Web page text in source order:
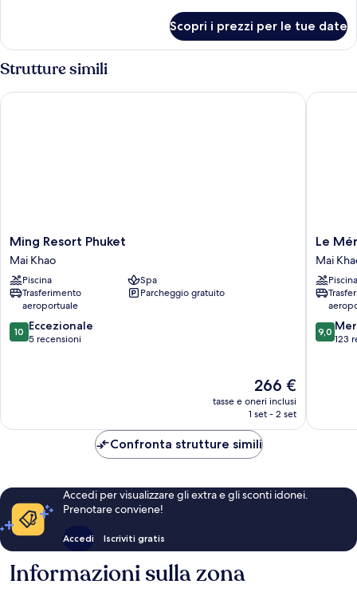
Villa
Bedroom
Pool
Villa
Scopri i prezzi per le tue date
Strutture simili
Ming
Resort
Phuket
Mai
Khao
Ming Resort Phuket
Mai Khao
Piscina
Spa
Trasferimento
aeroportuale
Parcheggio gratuito
10.0
su
10 Eccezionale
5 recensioni
Il
prezzo
attuale
266 €
266 €
tasse e oneri inclusi
1 set - 2 set
Ming Resort Phuket
Le
Phuket
Mai
Khao
Beach
Resort
Mai
Le
Mai
Piscina
9.0
su
9,0
123
Le
Confronta strutture simili
Accedi per visualizzare gli extra e gli sconti idonei.
Prenotare conviene!
Accedi Iscriviti gratis
Informazioni sulla zona